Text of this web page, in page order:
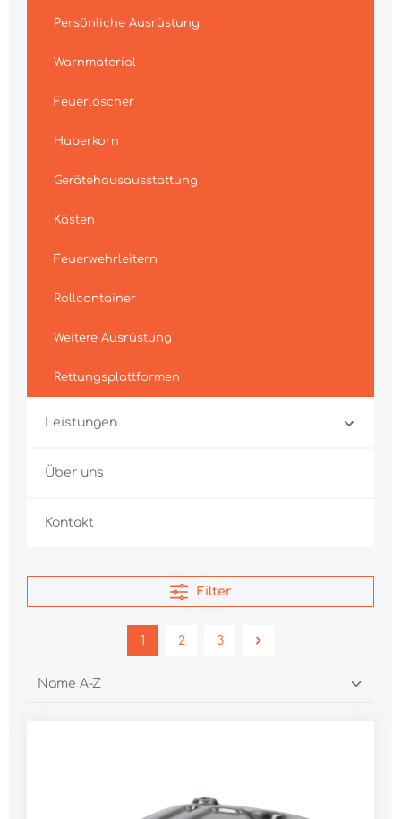
Persönliche Ausrüstung
Warnmaterial
Feuerlöscher
Haberkorn
Gerätehausausstattung
Kästen
Feuerwehrleitern
Rollcontainer
Weitere Ausrüstung
Rettungsplattformen
Leistungen
Über uns
Kontakt
Filter
1 2 3